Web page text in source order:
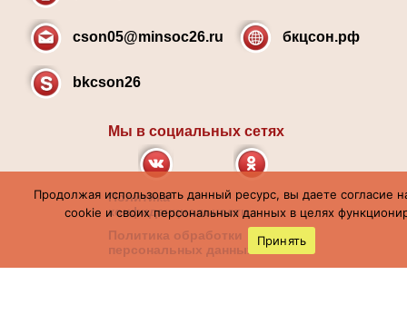
cson05@minsoc26.ru бкцсон.рф
bkcson26
Мы в социальных сетях
Политика
конфиденциальности
Политика обработки
персональных данных
Продолжая использовать данный ресурс, вы даете согласие
cookie и своих персональных данных в целях
Принять